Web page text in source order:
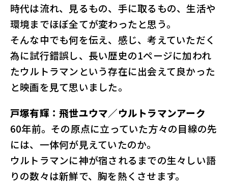
時代は流れ、見るもの、手に取るもの、生活や
環境までほぼ全てが変わったと思う。
そんな中でも何を伝え、感じ、考えていただく
為に試行錯誤し、長い歴史の1ページに加われ
たウルトラマンという存在に出会えて良かった
と映画を見て思いました。
戸塚有輝：飛世ユウマ／ウルトラマンアーク
60年前。その原点に立っていた方々の目線の先
には、一体何が見えていたのか。
ウルトラマンに神が宿されるまでの生々しい語
りの数々は新鮮で、胸を熱くさせます。